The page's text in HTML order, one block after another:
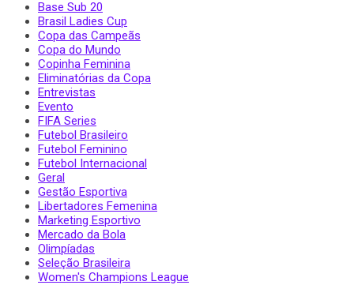
Base Sub 20
Brasil Ladies Cup
Copa das Campeãs
Copa do Mundo
Copinha Feminina
Eliminatórias da Copa
Entrevistas
Evento
FIFA Series
Futebol Brasileiro
Futebol Feminino
Futebol Internacional
Geral
Gestão Esportiva
Libertadores Femenina
Marketing Esportivo
Mercado da Bola
Olimpíadas
Seleção Brasileira
Women's Champions League